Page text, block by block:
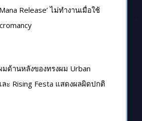
Release’ ไม่ทำงานเมื่อใช้
ด้านหลังของทรงผม Urban
ละ Rising Festa แสดงผลผิดปกติ